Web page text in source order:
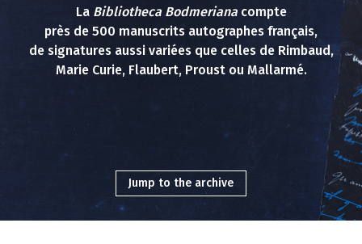
La Bibliotheca Bodmerianacompte
près de 500 manuscrits autographes français,
de signatures aussi variées que celles de Rimbaud,
Marie Curie, Flaubert, Proust ou Mallarmé.
Jump to the archive